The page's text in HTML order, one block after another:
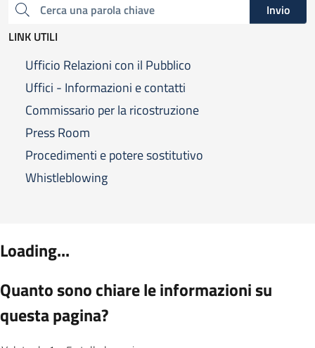
Cerca una parola chiave
Invio
LINK UTILI
Ufficio Relazioni con il Pubblico
Uffici - Informazioni e contatti
Commissario per la ricostruzione
Press Room
Procedimenti e potere sostitutivo
Whistleblowing